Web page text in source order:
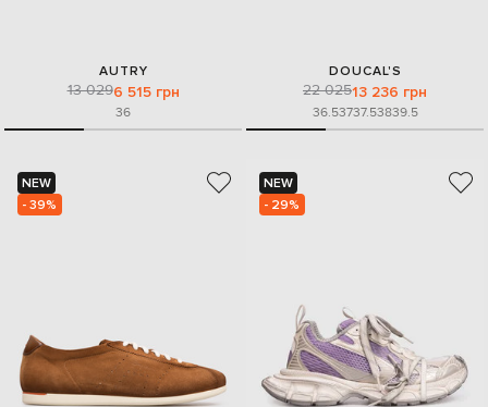
AUTRY
13 0296 515 грн
36
DOUCAL'S
22 02513 236 грн
36.53737.53839.5
NEW
- 39%
NEW
- 29%